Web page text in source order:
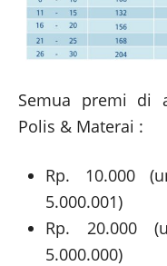
Semua premi di
Polis & Materai :
Rp. 10.000
5.000.001)
Rp. 20.000
5.000.000)